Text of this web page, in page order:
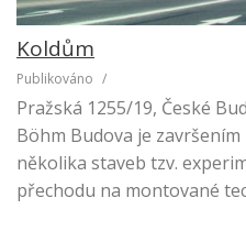
Koldům
Publikováno /
Pražská 1255/19, České
Böhm Budova je
několika staveb tzv.
přechodu na montované